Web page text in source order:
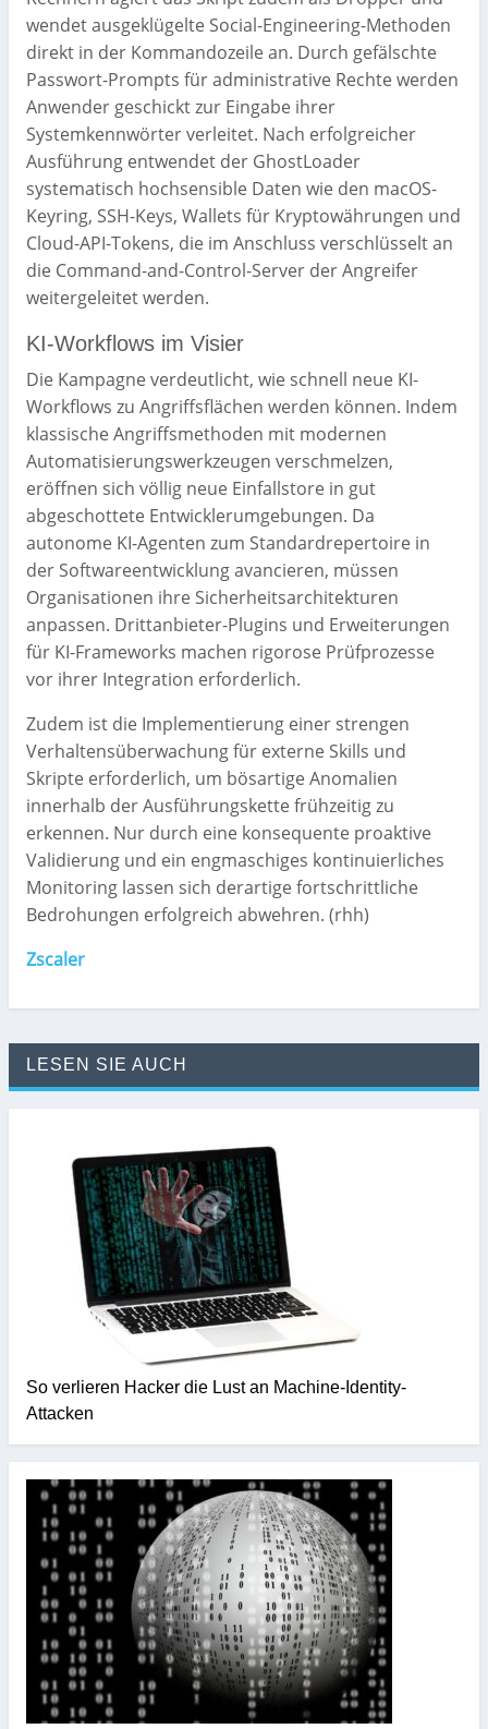
wendet ausgeklügelte Social-Engineering-Methoden
direkt in der Kommandozeile an. Durch gefälschte
Passwort-Prompts für administrative Rechte werden
Anwender geschickt zur Eingabe ihrer
Systemkennwörter verleitet. Nach erfolgreicher
Ausführung entwendet der GhostLoader
systematisch hochsensible Daten wie den macOS-
Keyring, SSH-Keys, Wallets für Kryptowährungen und
Cloud-API-Tokens, die im Anschluss verschlüsselt an
die Command-and-Control-Server der Angreifer
weitergeleitet werden.
KI-Workflows im Visier
Die Kampagne verdeutlicht, wie schnell neue KI-
Workflows zu Angriffsflächen werden können. Indem
klassische Angriffsmethoden mit modernen
Automatisierungswerkzeugen verschmelzen,
eröffnen sich völlig neue Einfallstore in gut
abgeschottete Entwicklerumgebungen. Da
autonome KI-Agenten zum Standardrepertoire in
der Softwareentwicklung avancieren, müssen
Organisationen ihre Sicherheitsarchitekturen
anpassen. Drittanbieter-Plugins und Erweiterungen
für KI-Frameworks machen rigorose Prüfprozesse
vor ihrer Integration erforderlich.
Zudem ist die Implementierung einer strengen
Verhaltensüberwachung für externe Skills und
Skripte erforderlich, um bösartige Anomalien
innerhalb der Ausführungskette frühzeitig zu
erkennen. Nur durch eine konsequente proaktive
Validierung und ein engmaschiges kontinuierliches
Monitoring lassen sich derartige fortschrittliche
Bedrohungen erfolgreich abwehren. (rhh)
Zscaler
LESEN SIE AUCH
So verlieren Hacker die Lust an Machine-Identity-
Attacken